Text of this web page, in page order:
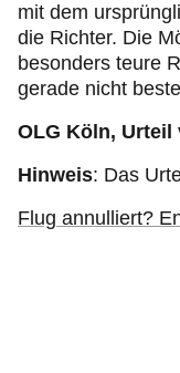
mit dem
die Richter. Die
besonders teure
gerade nicht
OLG Köln, Urteil
Hinweis: Das
Flug annulliert?